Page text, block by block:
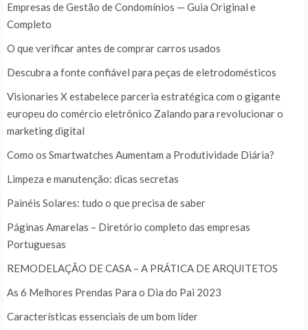
Empresas de Gestão de Condomínios — Guia Original e
Completo
O que verificar antes de comprar carros usados
Descubra a fonte confiável para peças de eletrodomésticos
Visionaries X estabelece parceria estratégica com o gigante
europeu do comércio eletrônico Zalando para revolucionar o
marketing digital
Como os Smartwatches Aumentam a Produtividade Diária?
Limpeza e manutenção: dicas secretas
Painéis Solares: tudo o que precisa de saber
Páginas Amarelas – Diretório completo das empresas
Portuguesas
REMODELAÇÃO DE CASA – A PRÁTICA DE ARQUITETOS
As 6 Melhores Prendas Para o Dia do Pai 2023
Características essenciais de um bom líder